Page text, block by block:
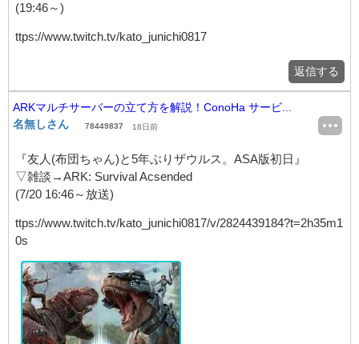
(19:46～)
ttps://www.twitch.tv/kato_junichi0817
返信する
ARKマルチサーバーの立て方を解説！ConoHa サービ...
名無しさん
78449837 18日前
『友人(布団ちゃん)と5年ぶりザウルス。ASA版初日』
▽雑談→ARK: Survival Acsended
(7/20 16:46～放送)
ttps://www.twitch.tv/kato_junichi0817/v/2824439184?t=2h35m1
0s